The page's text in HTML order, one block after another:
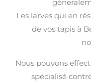
Les larves qui en
de vos tapis à
Nous pouvons
spécialisé